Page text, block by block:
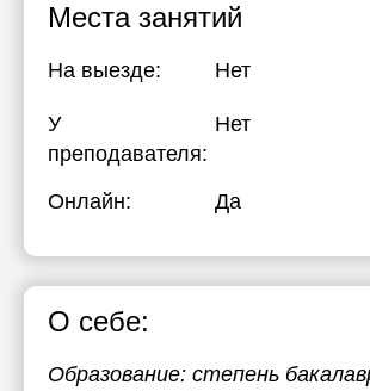
Места занятий
На выезде: Нет
У
преподавателя:
Нет
Онлайн: Да
О себе:
Образование: степень